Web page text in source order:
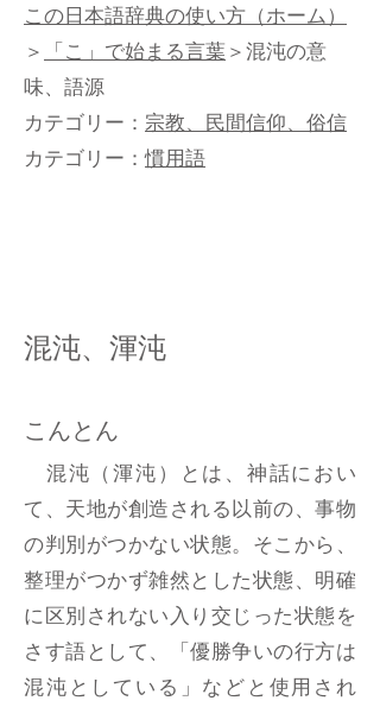
この日本語辞典の使い方（ホーム）
＞「こ」で始まる言葉＞混沌の意
味、語源
カテゴリー： 宗教、民間信仰、俗信
カテゴリー：慣用語
混沌、渾沌
こんとん
混沌（渾沌）とは、神話におい
て、天地が創造される以前の、事物
の判別がつかない状態。そこから、
整理がつかず雑然とした状態、明確
に区別されない入り交じった状態を
さす語として、「優勝争いの行方は
混沌としている」などと使用され